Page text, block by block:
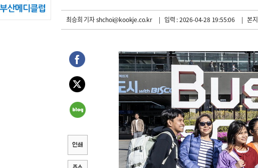
최승희 기자shchoi@kookje.co.kr | 입력 : 2026-04-28 19:55:06 | 본